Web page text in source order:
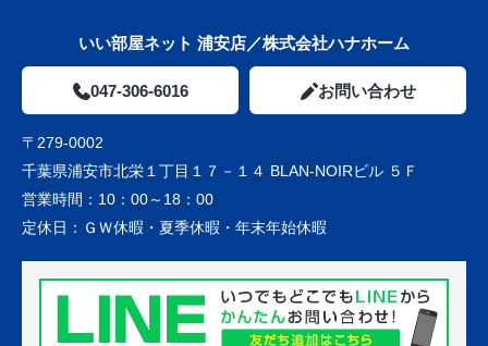
いい部屋ネット 浦安店／株式会社ハナホーム
047-306-6016 お問い合わせ
〒279-0002
千葉県浦安市北栄１丁目１７－１４ BLAN-NOIRビル ５Ｆ
営業時間： 10：00～18：00
定休日： ＧＷ休暇・夏季休暇・年末年始休暇